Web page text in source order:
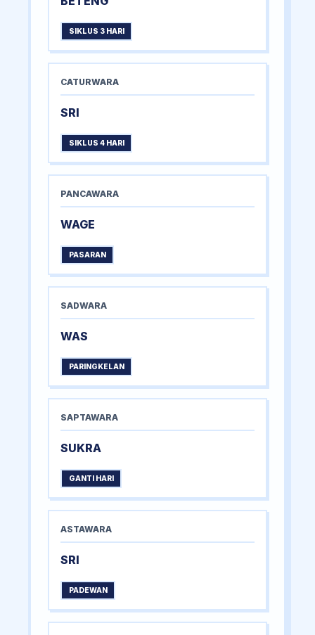
SIKLUS 3 HARI
CATURWARA
SRI
SIKLUS 4 HARI
PANCAWARA
WAGE
PASARAN
SADWARA
WAS
PARINGKELAN
SAPTAWARA
SUKRA
GANTI HARI
ASTAWARA
SRI
PADEWAN